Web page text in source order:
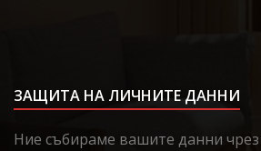
ЗАЩИТА НА ЛИЧНИТЕ ДАННИ
Ние събираме вашите данни чрез